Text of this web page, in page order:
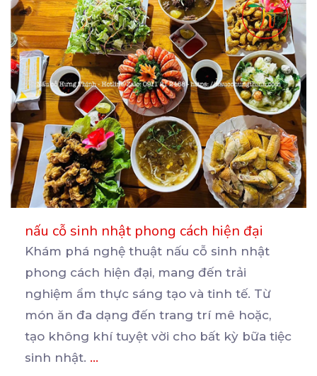
nấu cỗ sinh nhật phong cách hiện đại
Khám phá nghệ thuật nấu cỗ sinh nhật
phong cách hiện đại, mang đến trải
nghiệm ẩm thực sáng tạo và tinh tế. Từ
món ăn đa dạng đến trang trí mê hoặc,
tạo không khí tuyệt vời cho bất kỳ bữa tiệc
sinh nhật. ...